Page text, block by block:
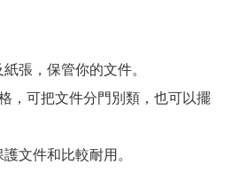
張，保管你的文件。
，可把文件分門別類，也可以擺
文件和比較耐用。